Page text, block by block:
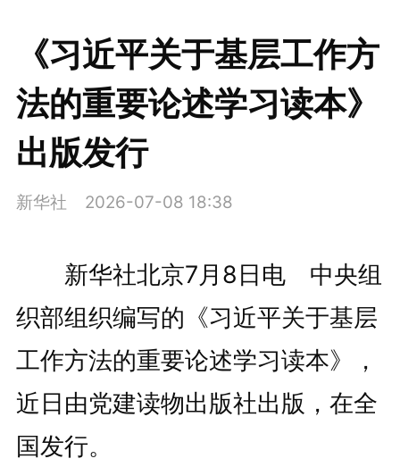
《习近平关于基层工作方
法的重要论述学习读本》
出版发行
新华社 2026-07-08 18:38
新华社北京7月8日电 中央组
织部组织编写的《习近平关于基层
工作方法的重要论述学习读本》，
近日由党建读物出版社出版，在全
国发行。